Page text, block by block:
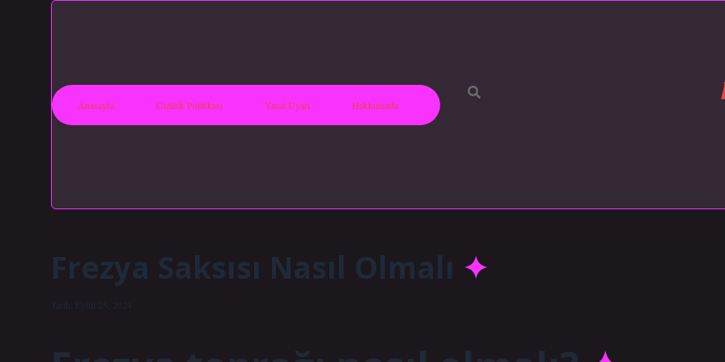
Anasayfa Gizlilik Politikası Yasal Uyarı Hakkımızda
Frezya Saksısı Nasıl Olmalı
Tarih: Eylül 25, 2024